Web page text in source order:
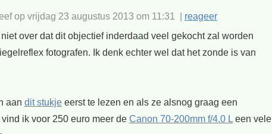
op vrijdag 23 augustus 2013 om 11:31 | reageer
over dat dit objectief inderdaad veel gekocht zal worden
fotografen. Ik denk echter wel dat het zonde is van
aan dit stukje eerst te lezen en als ze alsnog graag een
ik voor 250 euro meer de Canon 70-200mm f/4.0 L een vele